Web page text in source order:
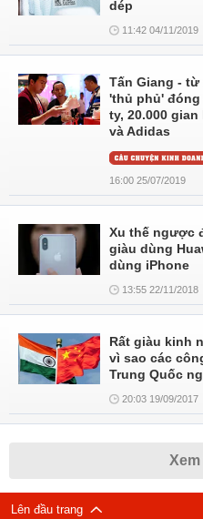
dép
11:42 04/11/2019
Tấn Giang -
'thủ phủ' đóng
ty, 20.000
và Adidas
16:00 25/07/2019
Xu thế ngược
giàu dùng
dùng iPhone
13:55 22/11/2018
Rất giàu kinh
vì sao các
Trung Quốc
20:03 19/09/2017
Lên đầu trang